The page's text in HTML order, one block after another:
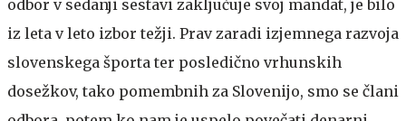
odbor v sedanji sestavi zaključuje svoj mandat, je bilo
iz leta v leto izbor težji. Prav zaradi izjemnega razvoja
slovenskega športa ter posledično vrhunskih
dosežkov, tako pomembnih za Slovenijo, smo se člani